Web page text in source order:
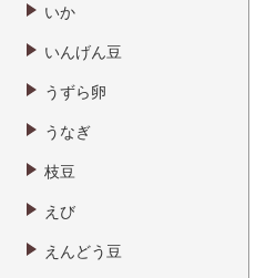
いか
いんげん豆
うずら卵
うなぎ
枝豆
えび
えんどう豆